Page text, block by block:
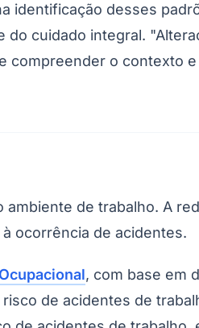
desses
cuidado integral.
o contexto
de trabalho. A
ocorrência de acidentes.
, com base em
de acidentes de